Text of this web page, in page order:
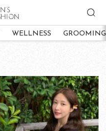
WELLNESS GROOMING